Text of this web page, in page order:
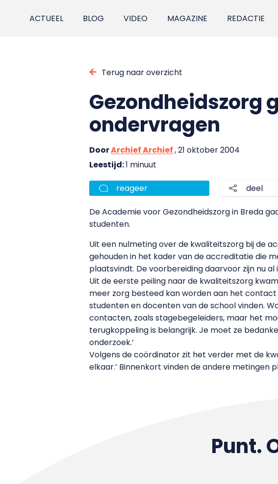
ACTUEEL BLOG VIDEO MAGAZINE REDACTIE
Terug naar overzicht
Gezondheidszorg
ondervragen
DoorArchief Archief, 21 oktober 2004
Leestijd:1 minuut
reageer deel
De Academie voor Gezondheidszorg in Breda
studenten.
Uit een nulmeting over de kwaliteitszorg bij de
gehouden in het kader van de accreditatie die
plaatsvindt. De voorbereiding daarvoor zijn nu
Uit de eerste peiling naar de kwaliteitszorg
meer zorg besteed kan worden aan het
studenten en docenten van de school vinden.
contacten, zoals stagebegeleiders, maar het
terugkoppeling is belangrijk. Je moet ze
onderzoek.’
Volgens de coördinator zit het verder met de
elkaar.’ Binnenkort vinden de andere metingen
Punt.